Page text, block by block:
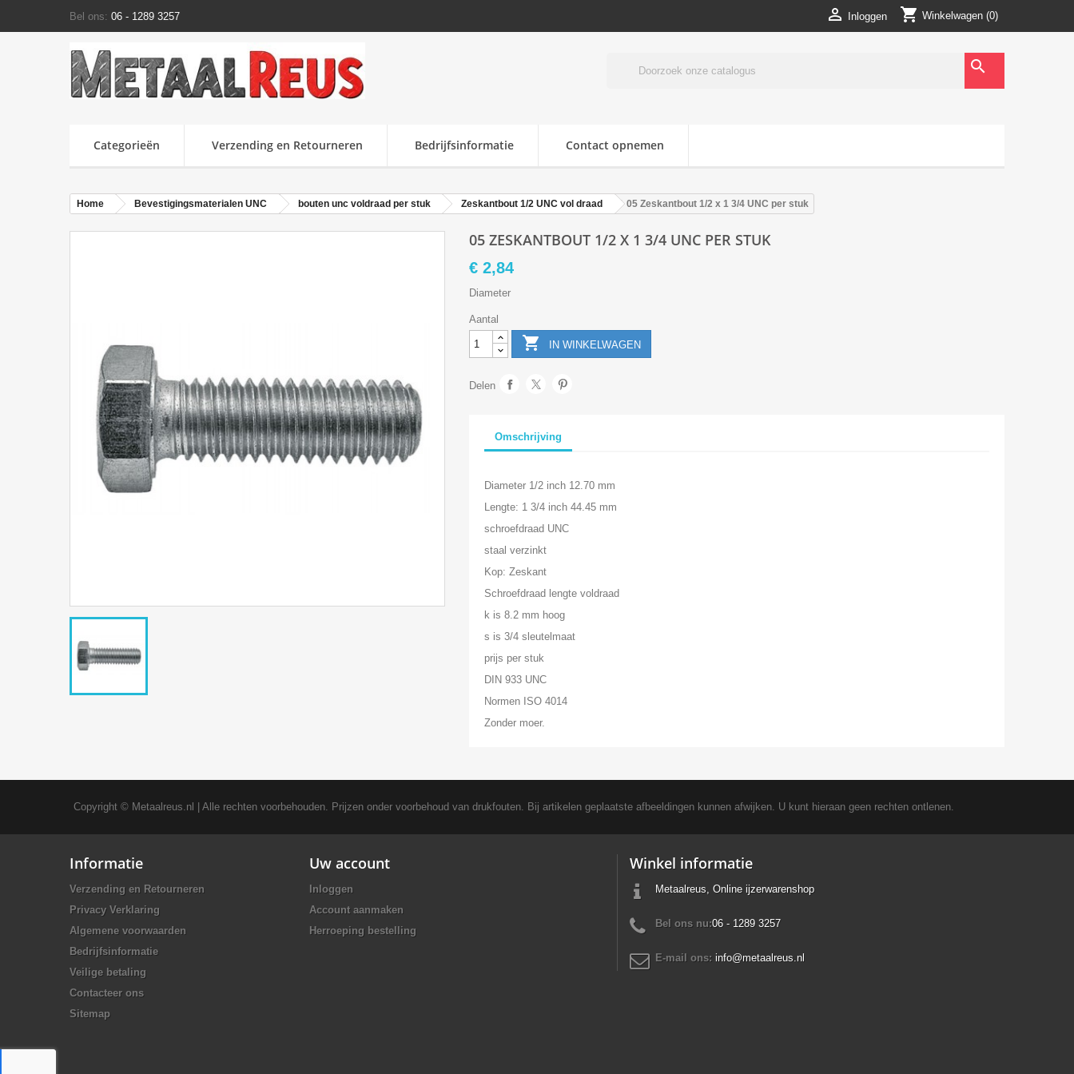
Bel ons: 06 - 1289 3257  Inloggen shopping_cart Winkelwagen (0)
search
Categorieën Verzending en Retourneren Bedrijfsinformatie Contact opnemen
Home Bevestigingsmaterialen UNC bouten unc voldraad per stuk Zeskantbout 1/2 UNC vol draad 05 Zeskantbout 1/2 x 1 3/4 UNC per stuk
05 ZESKANTBOUT 1/2 X 1 3/4 UNC PER STUK
€ 2,84
Diameter
Aantal
 IN WINKELWAGEN
Delen
Omschrijving
Diameter 1/2 inch 12.70 mm
Lengte: 1 3/4 inch 44.45 mm
schroefdraad UNC
staal verzinkt
Kop: Zeskant
Schroefdraad lengte voldraad
k is 8.2 mm hoog
s is 3/4 sleutelmaat
prijs per stuk
DIN 933 UNC
Normen ISO 4014
Zonder moer.
Copyright © Metaalreus.nl | Alle rechten voorbehouden. Prijzen onder voorbehoud van drukfouten. Bij artikelen geplaatste afbeeldingen kunnen afwijken. U kunt hieraan geen rechten ontlenen.
Informatie
Verzending en Retourneren
Privacy Verklaring
Algemene voorwaarden
Bedrijfsinformatie
Veilige betaling
Contacteer ons
Sitemap
Uw account
Inloggen
Account aanmaken
Herroeping bestelling
Winkel informatie
Metaalreus, Online ijzerwarenshop
Bel ons nu:06 - 1289 3257
E-mail ons: info@metaalreus.nl